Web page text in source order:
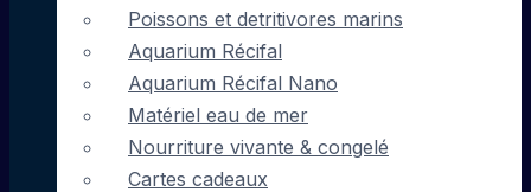
Poissons et detritivores marins
Aquarium Récifal
Aquarium Récifal Nano
Matériel eau de mer
Nourriture vivante & congelé
Cartes cadeaux